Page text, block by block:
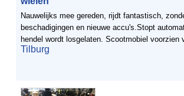
Nauwelijks mee gereden, rijdt fantastisch,
beschadigingen en nieuwe accu's.Stopt
hendel wordt losgelaten. Scootmobiel voorzien
achterlichten, remlicht, gevarenlicht, claxon en
Tilburg